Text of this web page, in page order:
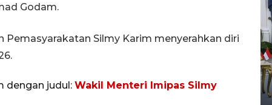
Godam.
Pemasyarakatan Silmy Karim menyerahkan diri
dengan judul: Wakil Menteri Imipas Silmy
HUT ke-80 Raja Keraton